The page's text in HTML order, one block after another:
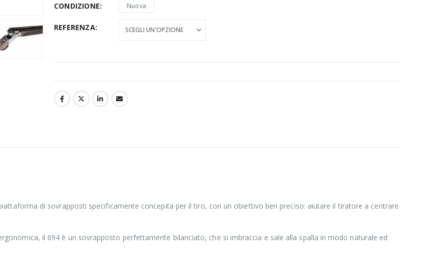
CONDIZIONE Nuova
REFERENZA
di sovrapposti specificamente concepita per il tiro, con un obiettivo ben preciso: aiutare il tiratore a centrare
il 694 è un sovrapposto perfettamente bilanciato, che si imbraccia e sale alla spalla in modo naturale ed